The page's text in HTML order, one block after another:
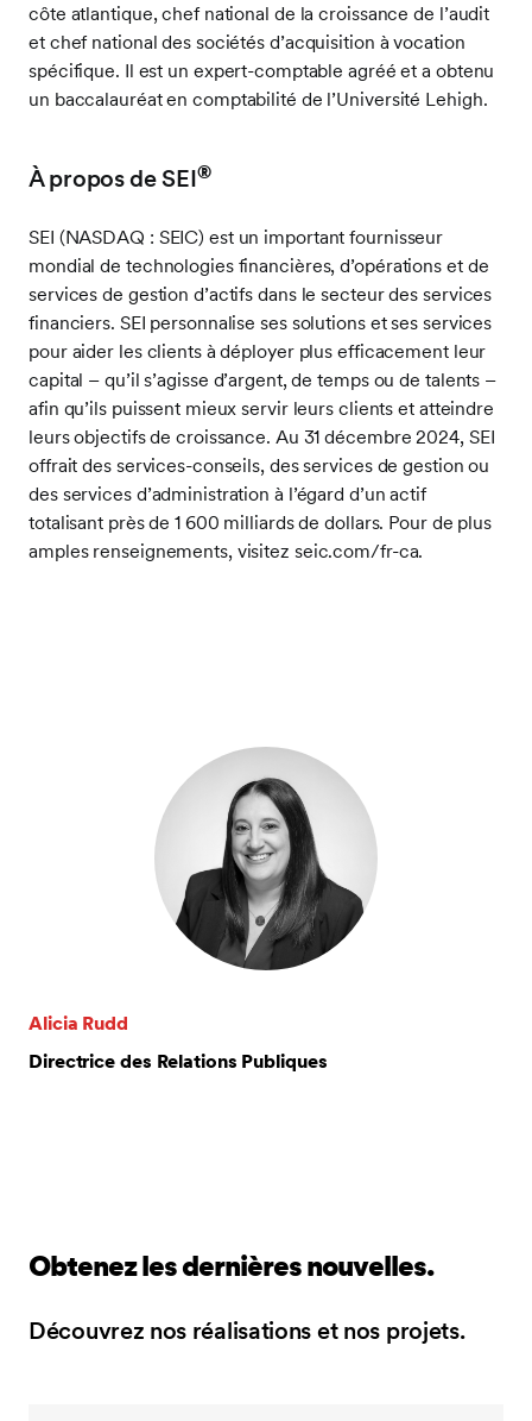
côte atlantique, chef national de la croissance de l’audit
et chef national des sociétés d’acquisition à vocation
spécifique. Il est un expert-comptable agréé et a obtenu
un baccalauréat en comptabilité de l’Université Lehigh.
À propos de SEI®
SEI (NASDAQ : SEIC) est un important fournisseur
mondial de technologies financières, d’opérations et de
services de gestion d’actifs dans le secteur des services
financiers. SEI personnalise ses solutions et ses services
pour aider les clients à déployer plus efficacement leur
capital – qu’il s’agisse d’argent, de temps ou de talents –
afin qu’ils puissent mieux servir leurs clients et atteindre
leurs objectifs de croissance. Au 31 décembre 2024, SEI
offrait des services-conseils, des services de gestion ou
des services d’administration à l’égard d’un actif
totalisant près de 1 600 milliards de dollars. Pour de plus
amples renseignements, visitez seic.com/fr-ca.
Alicia Rudd
Directrice des Relations Publiques
Obtenez les dernières nouvelles.
Découvrez nos réalisations et nos projets.